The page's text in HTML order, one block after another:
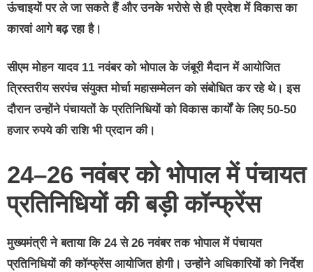
ऊंचाइयों पर ले जा सकते हैं और उनके भरोसे से ही प्रदेश में विकास का
कारवां आगे बढ़ रहा है।
सीएम मोहन यादव 11 नवंबर को भोपाल के जंबूरी मैदान में आयोजित
त्रिस्तरीय सरपंच संयुक्त मोर्चा महासम्मेलनको संबोधित कर रहे थे। इस
दौरान उन्होंने पंचायतों के प्रतिनिधियों कोविकास कार्यों के लिए 50-50
हजार रुपयेकी राशि भी प्रदान की।
24–26 नवंबर को भोपाल में पंचायत
प्रतिनिधियों की बड़ी कॉन्फ्रेंस
मुख्यमंत्री ने बताया कि 24 से 26 नवंबर तक भोपाल में पंचायत
प्रतिनिधियों की कॉन्फ्रेंस आयोजित होगी। उन्होंने अधिकारियों को निर्देश